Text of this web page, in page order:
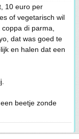
10 euro per
of vegetarisch wil
di parma,
dat was goed te
en halen dat een
beetje zonde